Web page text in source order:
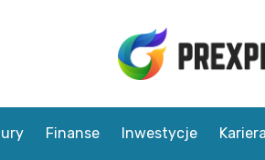
Finanse Inwestycje Kariera